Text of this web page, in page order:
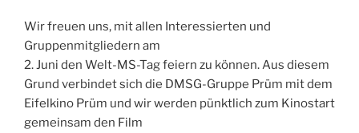
Wir freuen uns, mit allen Interessierten und
Gruppenmitgliedern am
2. Juni den Welt-MS-Tag feiern zu können. Aus diesem
Grund verbindet sich die DMSG-Gruppe Prüm mit dem
Eifelkino Prüm und wir werden pünktlich zum Kinostart
gemeinsam den Film